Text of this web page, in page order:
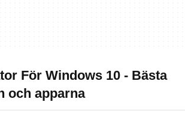
För Windows 10 - Bästa
och apparna